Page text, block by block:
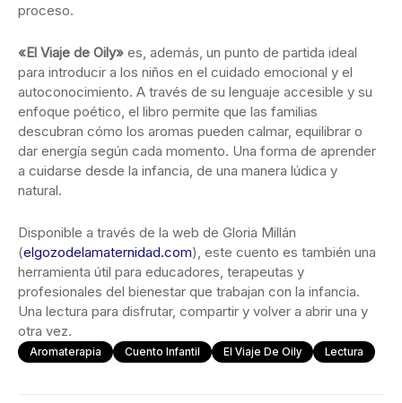
proceso.
«El Viaje de Oily» es, además, un punto de partida ideal
para introducir a los niños en el cuidado emocional y el
autoconocimiento. A través de su lenguaje accesible y su
enfoque poético, el libro permite que las familias
descubran cómo los aromas pueden calmar, equilibrar o
dar energía según cada momento. Una forma de aprender
a cuidarse desde la infancia, de una manera lúdica y
natural.
Disponible a través de la web de Gloria Millán
(elgozodelamaternidad.com), este cuento es también una
herramienta útil para educadores, terapeutas y
profesionales del bienestar que trabajan con la infancia.
Una lectura para disfrutar, compartir y volver a abrir una y
otra vez.
Aromaterapia Cuento Infantil El Viaje De Oily Lectura